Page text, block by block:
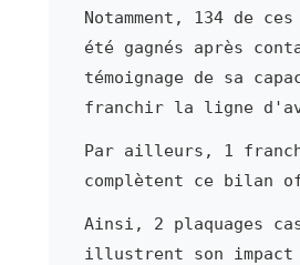
Notamment, 134 de
été gagnés après
témoignage de sa
franchir la ligne
Par ailleurs, 1
complètent ce bilan
Ainsi, 2 plaquages
illustrent son impact